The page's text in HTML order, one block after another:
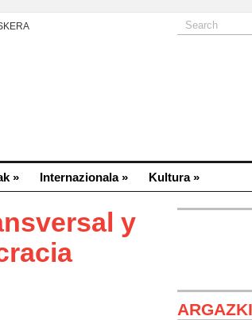
» Internazionala» Kultura»
y
Shushi
2020/10/08)